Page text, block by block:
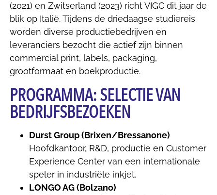
(2021) en Zwitserland (2023) richt VIGC dit jaar de
blik op Italië. Tijdens de driedaagse studiereis
worden diverse productiebedrijven en
leveranciers bezocht die actief zijn binnen
commercial print, labels, packaging,
grootformaat en boekproductie.
PROGRAMMA: SELECTIE VAN
BEDRIJFSBEZOEKEN
Durst Group (Brixen/Bressanone)
Hoofdkantoor, R&D, productie en Customer
Experience Center van een internationale
speler in industriële inkjet.
LONGO AG (Bolzano)